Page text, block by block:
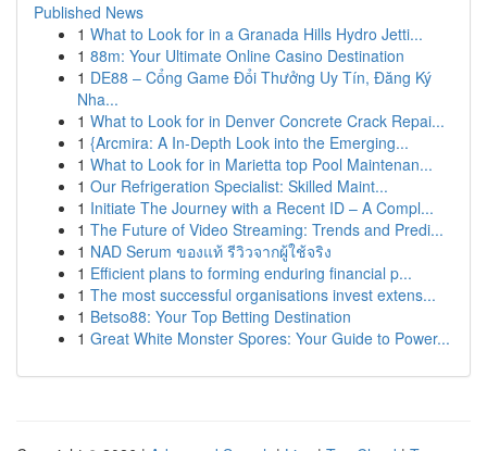
Published News
1 What to Look for in a Granada Hills Hydro Jetti...
1 88m: Your Ultimate Online Casino Destination
1 DE88 – Cổng Game Đổi Thưởng Uy Tín, Đăng Ký
Nha...
1 What to Look for in Denver Concrete Crack Repai...
1 {Arcmira: A In-Depth Look into the Emerging...
1 What to Look for in Marietta top Pool Maintenan...
1 Our Refrigeration Specialist: Skilled Maint...
1 Initiate The Journey with a Recent ID – A Compl...
1 The Future of Video Streaming: Trends and Predi...
1 NAD Serum ของแท้ รีวิวจากผู้ใช้จริง
1 Efficient plans to forming enduring financial p...
1 The most successful organisations invest extens...
1 Betso88: Your Top Betting Destination
1 Great White Monster Spores: Your Guide to Power...